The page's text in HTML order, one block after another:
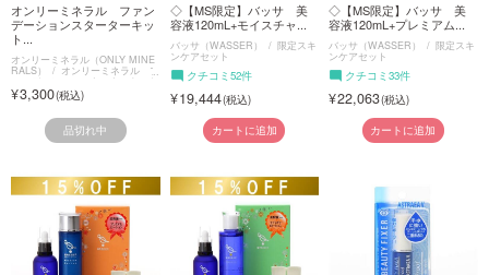
オンリーミネラル ファン
デーションスターターキッ
ト...
オンリーミネラル（ONLY MINE
RALS） オンリーミネラル フ
ァンデーションスターターキット
3,300
品切れ中
◇【MS限定】バッサ 美
容液120mL+モイスチャ...
バッサ（WASSER） 限定スキ
ンケアセット
クチコミ52件
19,444
カートに追加
◇【MS限定】バッサ 美
容液120mL+プレミアム...
バッサ（WASSER） 限定スキ
ンケアセット
クチコミ33件
22,063
カートに追加